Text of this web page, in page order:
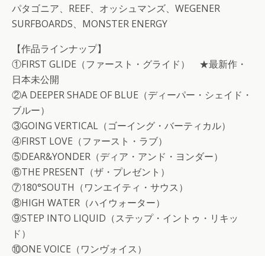
パタゴニア、REEF、オッシュマンズ、WEGENER
SURFBOARDS、MONSTER ENERGY
【作品ラインナップ】
①FIRST GLIDE（ファースト・グライド） ★最新作・
日本未公開
②A DEEPER SHADE OF BLUE（ディーパー・シェイド・
ブルー）
③GOING VERTICAL（ゴーイング・バーティカル）
④FIRST LOVE（ファースト・ラブ）
⑤DEAR&YONDER（ディア・アンド・ヨンダー）
⑥THE PRESENT（ザ・プレゼント）
⑦180°SOUTH（ワンエイティ・サウス）
⑧HIGH WATER（ハイウォーター）
⑨STEP INTO LIQUID（ステップ・イントゥ・リキッ
ド）
⑩ONE VOICE（ワンヴォイス）